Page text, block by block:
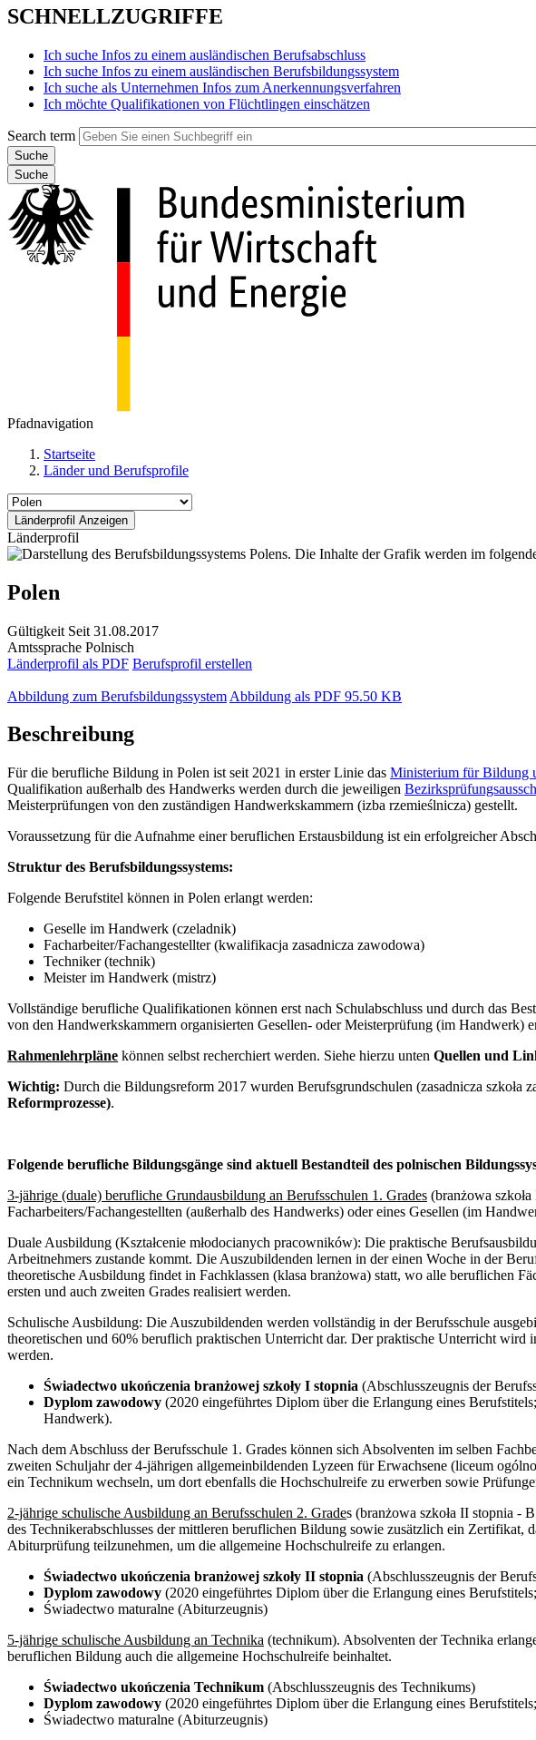
SCHNELLZUGRIFFE
Ich suche Infos zu einem ausländischen Berufsabschluss
Ich suche Infos zu einem ausländischen Berufsbildungssystem
Ich suche als Unternehmen Infos zum Anerkennungsverfahren
Ich möchte Qualifikationen von Flüchtlingen einschätzen
Search term
Suche
Pfadnavigation
Startseite
Länder und Berufsprofile
Länderprofil
Polen
Gültigkeit Seit 31.08.2017
Amtssprache Polnisch
Länderprofil als PDF Berufsprofil erstellen
Abbildung zum Berufsbildungssystem Abbildung als PDF 95.50 KB
Beschreibung
Für die berufliche Bildung in Polen ist seit 2021 in erster Linie das Ministerium für Bildung
Qualifikation außerhalb des Handwerks werden durch die jeweiligen
Meisterprüfungen von den zuständigen Handwerkskammern (izba rzemieślnicza) gestellt.
Voraussetzung für die Aufnahme einer beruflichen Erstausbildung ist ein erfolgreicher
Struktur des Berufsbildungssystems:
Folgende Berufstitel können in Polen erlangt werden:
Geselle im Handwerk (czeladnik)
Facharbeiter/Fachangestellter (kwalifikacja zasadnicza zawodowa)
Techniker (technik)
Meister im Handwerk (mistrz)
Vollständige berufliche Qualifikationen können erst nach Schulabschluss und durch das
von den Handwerkskammern organisierten Gesellen- oder Meisterprüfung (im Handwerk)
Rahmenlehrpläne können selbst recherchiert werden. Siehe hierzu unten Quellen und
Wichtig: Durch die Bildungsreform 2017 wurden Berufsgrundschulen (zasadnicza
Reformprozesse).
Folgende berufliche Bildungsgänge sind aktuell Bestandteil des polnischen
3-jährige (duale) berufliche Grundausbildung an Berufsschulen 1. Grades (branżowa
Facharbeiters/Fachangestellten (außerhalb des Handwerks) oder eines Gesellen (im
Duale Ausbildung (Kształcenie młodocianych pracowników): Die praktische
Arbeitnehmers zustande kommt. Die Auszubildenden lernen in der einen Woche in der
theoretische Ausbildung findet in Fachklassen (klasa branżowa) statt, wo alle beruflichen
ersten und auch zweiten Grades realisiert werden.
Schulische Ausbildung: Die Auszubildenden werden vollständig in der Berufsschule
theoretischen und 60% beruflich praktischen Unterricht dar. Der praktische Unterricht wird
werden.
Świadectwo ukończenia branżowej szkoły I stopnia (Abschlusszeugnis der
Dyplom zawodowy (2020 eingeführtes Diplom über die Erlangung eines
Handwerk).
Nach dem Abschluss der Berufsschule 1. Grades können sich Absolventen im selben
zweiten Schuljahr der 4-jährigen allgemeinbildenden Lyzeen für Erwachsene (liceum
ein Technikum wechseln, um dort ebenfalls die Hochschulreife zu erwerben sowie
2-jährige schulische Ausbildung an Berufsschulen 2. Grades (branżowa szkoła II stopnia -
des Technikerabschlusses der mittleren beruflichen Bildung sowie zusätzlich ein
Abiturprüfung teilzunehmen, um die allgemeine Hochschulreife zu erlangen.
Świadectwo ukończenia branżowej szkoły II stopnia (Abschlusszeugnis der
Dyplom zawodowy (2020 eingeführtes Diplom über die Erlangung eines
Świadectwo maturalne (Abiturzeugnis)
5-jährige schulische Ausbildung an Technika (technikum). Absolventen der Technika
beruflichen Bildung auch die allgemeine Hochschulreife beinhaltet.
Świadectwo ukończenia Technikum (Abschlusszeugnis des Technikums)
Dyplom zawodowy (2020 eingeführtes Diplom über die Erlangung eines
Świadectwo maturalne (Abiturzeugnis)